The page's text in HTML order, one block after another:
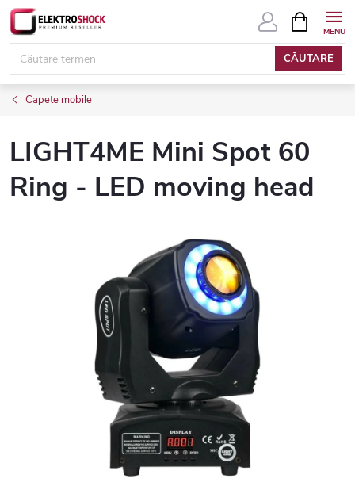
Treci
conținut
CĂUTARE
COŞ
DE
Capete mobile
LIGHT4ME Mini Spot 60
Ring - LED moving head